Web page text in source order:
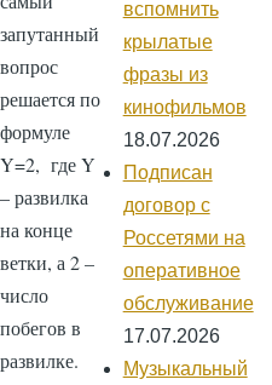
запутанный
вопрос
решается по
формуле
Y=2, где Y
– развилка
на конце
ветки, а 2 –
число
побегов в
развилке.
вспомнить
крылатые
фразы из
кинофильмов
18.07.2026
Подписан
договор с
Россетями на
оперативное
обслуживание
17.07.2026
Музыкальный